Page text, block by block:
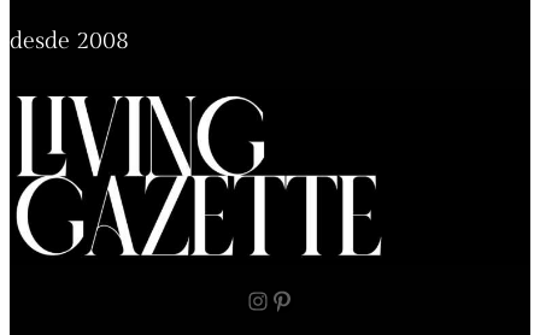
desde 2008
Instagram Pinterest